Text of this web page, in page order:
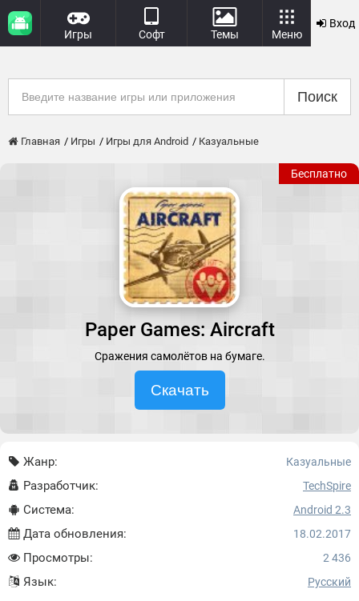
Игры Софт Темы Меню
Вход
Поиск
Главная Игры Игры для Android Казуальные
Бесплатно
Paper Games: Aircraft
Сражения самолётов на бумаге.
Скачать
Жанр: Казуальные
Разработчик: TechSpire
Система: Android 2.3
Дата обновления: 18.02.2017
Просмотры: 2 436
Язык: Русский